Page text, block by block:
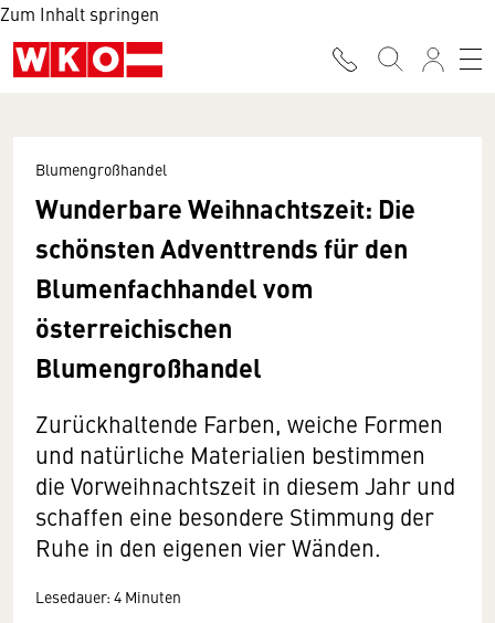
Zum Inhalt springen
Blumengroßhandel
Wunderbare Weihnachtszeit: Die
schönsten Adventtrends für den
Blumenfachhandel vom
österreichischen
Blumengroßhandel
Zurückhaltende Farben, weiche Formen
und natürliche Materialien bestimmen
die Vorweihnachtszeit in diesem Jahr und
schaffen eine besondere Stimmung der
Ruhe in den eigenen vier Wänden.
Lesedauer: 4 Minuten